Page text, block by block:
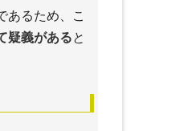
あるため、こ
疑義があると